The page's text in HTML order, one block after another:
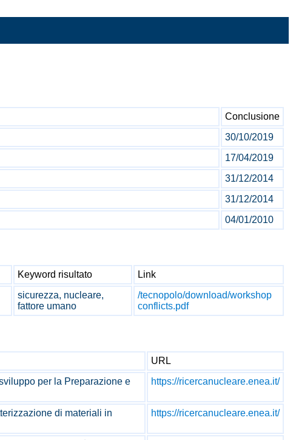
Conclusione
30/10/2019
17/04/2019
31/12/2014
31/12/2014
04/01/2010
Keyword risultato
Link
sicurezza, nucleare,
fattore umano
/tecnopolo/download/workshop
conflicts.pdf
URL
per la Preparazione e
https://ricercanucleare.enea.it/
di materiali in
https://ricercanucleare.enea.it/